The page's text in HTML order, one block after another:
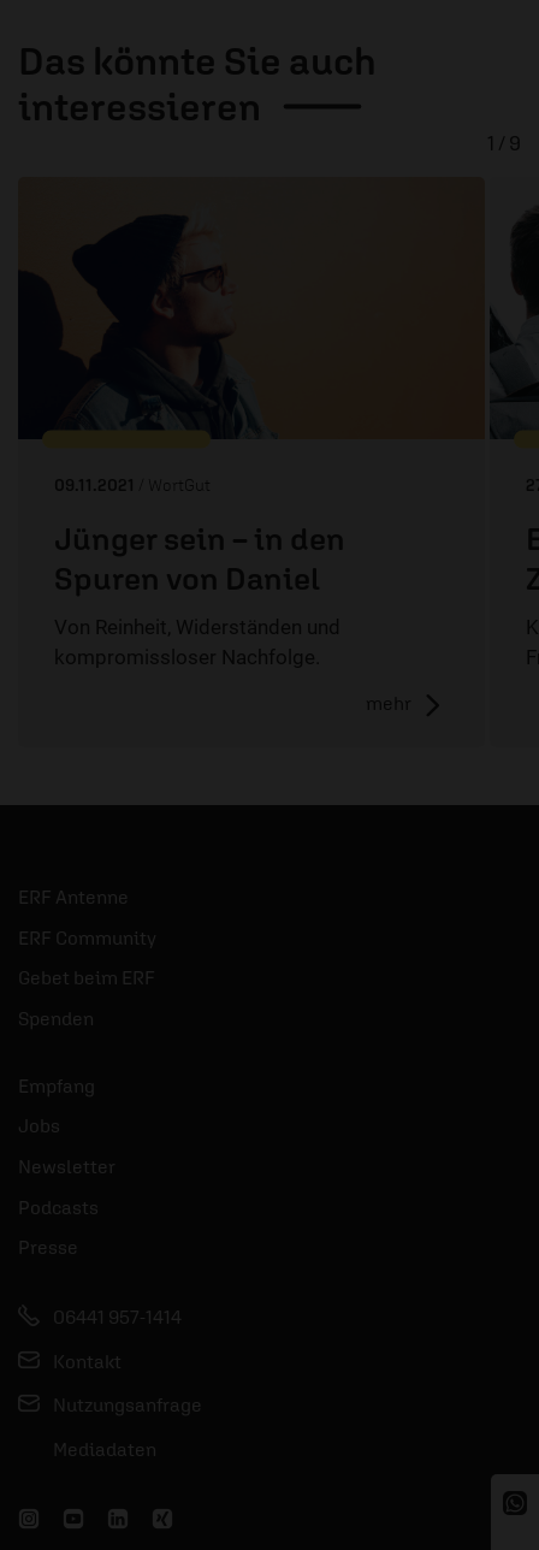
Das könnte Sie auch
interessieren
09.11.2021 / WortGut
Jünger sein – in den
Spuren von Daniel
Von Reinheit, Widerständen und
kompromissloser Nachfolge.
mehr
1 / 9
ERF Antenne
ERF Community
Gebet beim ERF
Spenden
Empfang
Jobs
Newsletter
Podcasts
Presse
06441 957-1414
Kontakt
Nutzungsanfrage
Mediadaten